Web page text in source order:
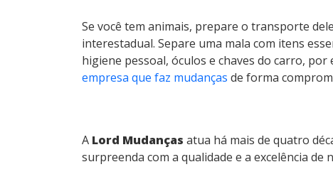
Se você tem animais, prepare o transporte
interestadual. Separe uma mala com itens
higiene pessoal, óculos e chaves do carro,
empresa que faz mudanças de forma
A Lord Mudanças atua há mais de quatro
surpreenda com a qualidade e a excelência de